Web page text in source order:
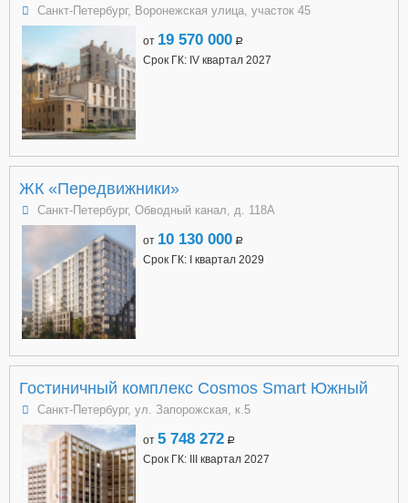
Санкт-Петербург, Воронежская улица, участок 45
от 19 570 000 a
Срок ГК: IV квартал 2027
ЖК «Передвижники»
Санкт-Петербург, Обводный канал, д. 118А
от 10 130 000 a
Срок ГК: I квартал 2029
Гостиничный комплекс Cosmos Smart Южный
Санкт-Петербург, ул. Запорожская, к.5
от 5 748 272 a
Срок ГК: III квартал 2027